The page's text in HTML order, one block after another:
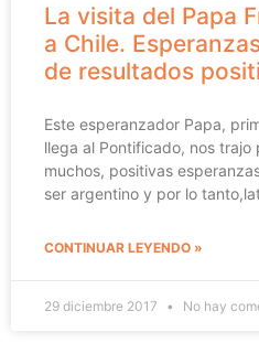
La visita del Papa
a Chile.
de resultados
Este esperanzador Papa,
llega al Pontificado, nos trajo
muchos, positivas
ser argentino y por lo
CONTINUAR LEYENDO »
29 diciembre 2017 No hay